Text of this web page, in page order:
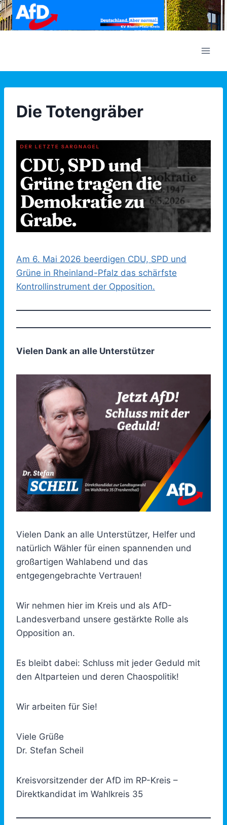
Zum
Inhalt
springen
Die Totengräber
Am 6. Mai 2026 beerdigen CDU, SPD und
Grüne in Rheinland-Pfalz das schärfste
Kontrollinstrument der Opposition.
Vielen Dank an alle Unterstützer
Vielen Dank an alle Unterstützer, Helfer und
natürlich Wähler für einen spannenden und
großartigen Wahlabend und das
entgegengebrachte Vertrauen!
Wir nehmen hier im Kreis und als AfD-
Landesverband unsere gestärkte Rolle als
Opposition an.
Es bleibt dabei: Schluss mit jeder Geduld mit
den Altparteien und deren Chaospolitik!
Wir arbeiten für Sie!
Viele Grüße
Dr. Stefan Scheil
Kreisvorsitzender der AfD im RP-Kreis –
Direktkandidat im Wahlkreis 35